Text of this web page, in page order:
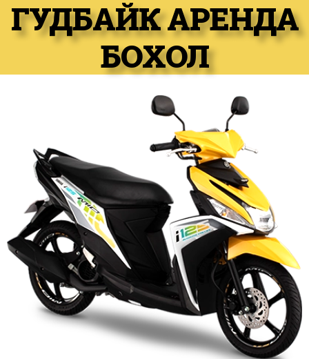
ГУДБАЙК АРЕНДА
БОХОЛ